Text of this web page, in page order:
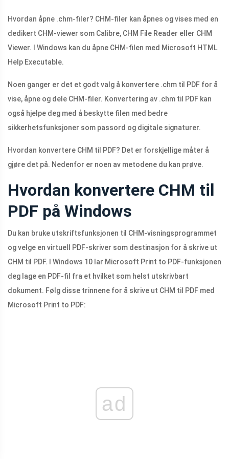
Hvordan åpne .chm-filer? CHM-filer kan åpnes og vises med en
dedikert CHM-viewer som Calibre, CHM File Reader eller CHM
Viewer. I Windows kan du åpne CHM-filen med Microsoft HTML
Help Executable.
Noen ganger er det et godt valg å konvertere .chm til PDF for å
vise, åpne og dele CHM-filer. Konvertering av .chm til PDF kan
også hjelpe deg med å beskytte filen med bedre
sikkerhetsfunksjoner som passord og digitale signaturer.
Hvordan konvertere CHM til PDF? Det er forskjellige måter å
gjøre det på. Nedenfor er noen av metodene du kan prøve.
Hvordan konvertere CHM til
PDF på Windows
Du kan bruke utskriftsfunksjonen til CHM-visningsprogrammet
og velge en virtuell PDF-skriver som destinasjon for å skrive ut
CHM til PDF. I Windows 10 lar Microsoft Print to PDF-funksjonen
deg lage en PDF-fil fra et hvilket som helst utskrivbart
dokument. Følg disse trinnene for å skrive ut CHM til PDF med
Microsoft Print to PDF:
ad